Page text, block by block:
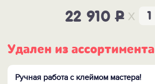
22 910P x
Удален из ассортимента
Ручная работа с клеймом мастера!